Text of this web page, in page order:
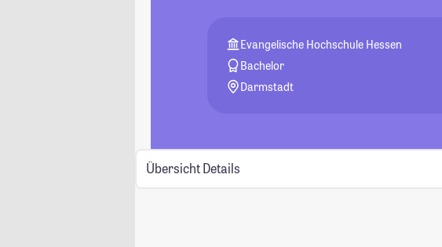
Evangelische Hochschule Hessen
Bachelor
Darmstadt
Übersicht Details